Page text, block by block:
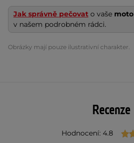
Jak správně pečovat o vaše
v našem podrobném rádci.
Obrázky mají pouze ilustrativní charakter.
Recenze
Hodnocení: 4.8